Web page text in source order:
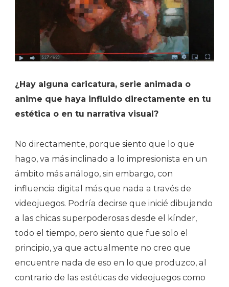
¿Hay alguna caricatura, serie animada o
anime que haya influido directamente en tu
estética o en tu narrativa visual?
No directamente, porque siento que lo que
hago, va más inclinado a lo impresionista en un
ámbito más análogo, sin embargo, con
influencia digital más que nada a través de
videojuegos. Podría decirse que inicié dibujando
a las chicas superpoderosas desde el kínder,
todo el tiempo, pero siento que fue solo el
principio, ya que actualmente no creo que
encuentre nada de eso en lo que produzco, al
contrario de las estéticas de videojuegos como